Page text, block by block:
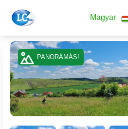
Magyar
PANORÁMÁS!